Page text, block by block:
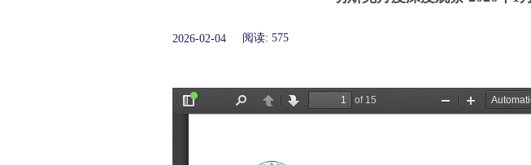
2026-02-04 阅读: 575